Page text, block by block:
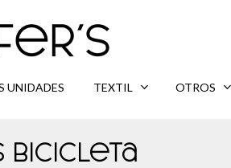
UNIDADES TEXTIL OTROS
Bicicleta